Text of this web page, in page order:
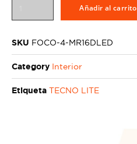
Añadir al carrito
SKU FOCO-4-MR16DLED
Category Interior
Etiqueta TECNO LITE